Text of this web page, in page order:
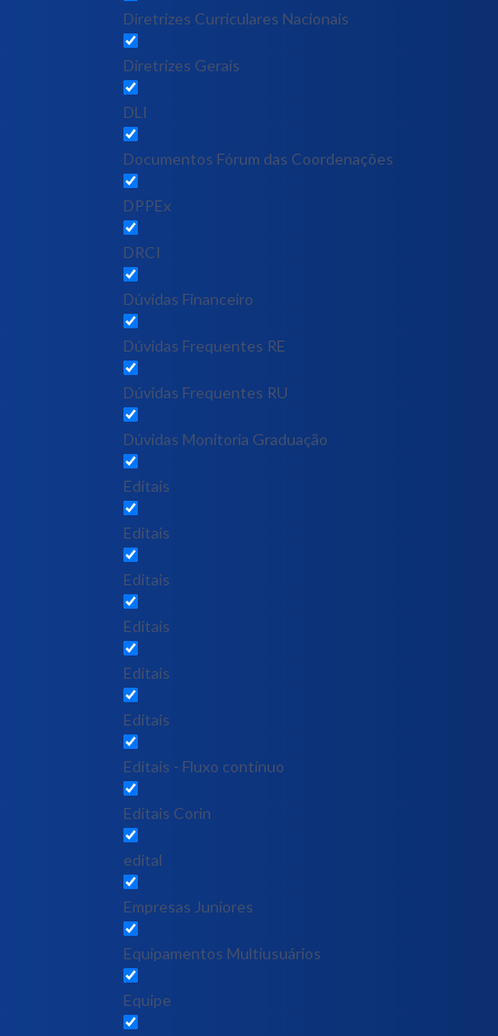
Diretrizes Curriculares Nacionais
Diretrizes Gerais
DLI
Documentos Fórum das Coordenações
DPPEx
DRCI
Dúvidas Financeiro
Dúvidas Frequentes RE
Dúvidas Frequentes RU
Dúvidas Monitoria Graduação
Editais
Editais
Editais
Editais
Editais
Editais
Editais - Fluxo contínuo
Editais Corin
edital
Empresas Juniores
Equipamentos Multiusuários
Equipe